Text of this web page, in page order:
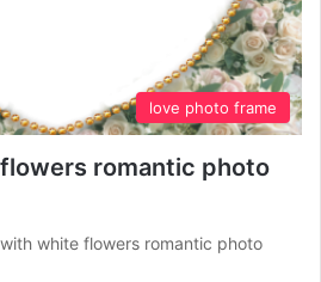
love photo frame
romantic photo
white flowers romantic photo